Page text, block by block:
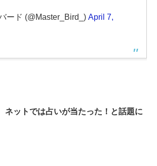
ード (@Master_Bird_) April 7,
ネットでは占いが当たった！と話題に